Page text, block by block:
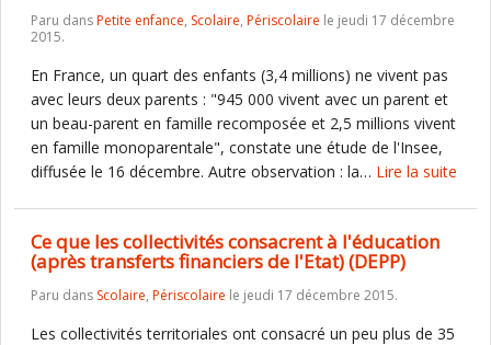
Paru dansPetite enfance, Scolaire, Périscolaire le jeudi 17 décembre
2015.
En France, un quart des enfants (3,4 millions) ne vivent pas
avec leurs deux parents : "945 000 vivent avec un parent et
un beau-parent en famille recomposée et 2,5 millions vivent
en famille monoparentale", constate une étude de l'Insee,
diffusée le 16 décembre. Autre observation : la… Lire la suite
Ce que les collectivités consacrent à l'éducation
(après transferts financiers de l'Etat) (DEPP)
Paru dans Scolaire, Périscolaire le jeudi 17 décembre 2015.
Les collectivités territoriales ont consacré un peu plus de 35